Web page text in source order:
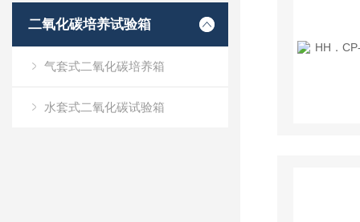
二氧化碳培养试验箱
气套式二氧化碳培养箱
水套式二氧化碳试验箱